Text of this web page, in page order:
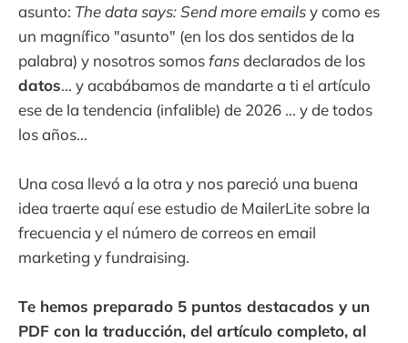
asunto: The data says: Send more emailsy como es
un magnífico "asunto" (en los dos sentidos de la
palabra) y nosotros somosfansdeclarados de los
datos... y acabábamos de mandarte a ti el artículo
ese de la tendencia (infalible) de 2026 ... y de todos
los años...
Una cosa llevó a la otra y nos pareció una buena
idea traerte aquí ese estudio de MailerLite sobre la
frecuencia y el número de correos en email
marketing y fundraising.
Te hemos preparado 5 puntos destacados y un
PDF con la traducción, del artículo completo, al